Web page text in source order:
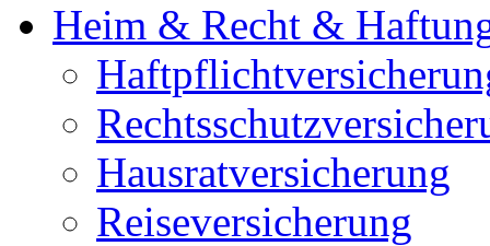
Heim & Recht &
Hausratversicherung
Reiseversicherung